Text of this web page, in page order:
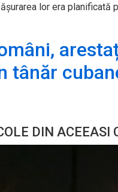
lor era planificată
tânăr
DIN ACEEASI